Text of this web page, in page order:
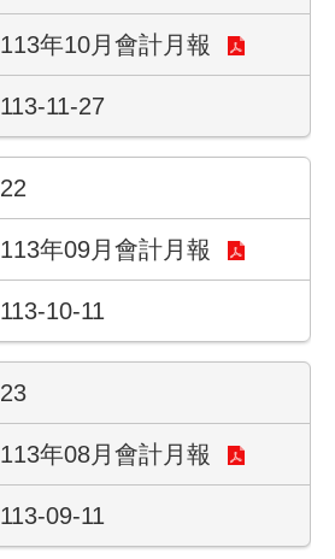
113年10月會計月報
113-11-27
22
113年09月會計月報
113-10-11
23
113年08月會計月報
113-09-11